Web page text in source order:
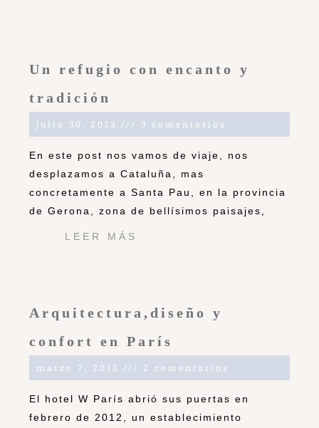
Un refugio con encanto y
tradición
julio 30, 2013 3 comentarios
En este post nos vamos de viaje, nos
desplazamos a Cataluña, mas
concretamente a Santa Pau, en la provincia
de Gerona, zona de bellísimos paisajes,
LEER MÁS
Arquitectura,diseño y
confort en París
marzo 7, 2013 2 comentarios
El hotel W París abrió sus puertas en
febrero de 2012, un establecimiento